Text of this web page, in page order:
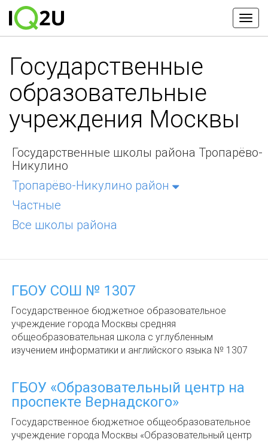
Государственные
образовательные
учреждения Москвы
Государственные школы района Тропарёво-
Никулино
Тропарёво-Никулино район
Частные
Все школы района
ГБОУ СОШ № 1307
Государственное бюджетное образовательное
учреждение города Москвы средняя
общеобразовательная школа с углубленным
изучением информатики и английского языка № 1307
ГБОУ «Образовательный центр на
проспекте Вернадского»
Государственное бюджетное общеобразовательное
учреждение города Москвы «Образовательный центр